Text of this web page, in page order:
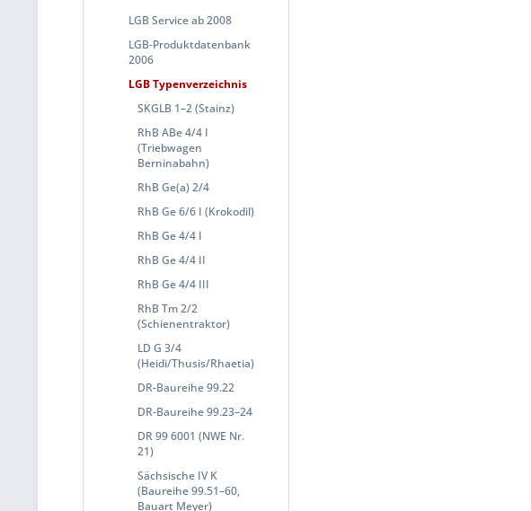
LGB Service ab 2008
LGB-Produktdatenbank
2006
LGB Typenverzeichnis
SKGLB 1–2 (Stainz)
RhB ABe 4/4 I
(Triebwagen
Berninabahn)
RhB Ge(a) 2/4
RhB Ge 6/6 I (Krokodil)
RhB Ge 4/4 I
RhB Ge 4/4 II
RhB Ge 4/4 III
RhB Tm 2/2
(Schienentraktor)
LD G 3/4
(Heidi/Thusis/Rhaetia)
DR-Baureihe 99.22
DR-Baureihe 99.23–24
DR 99 6001 (NWE Nr.
21)
Sächsische IV K
(Baureihe 99.51–60,
Bauart Meyer)